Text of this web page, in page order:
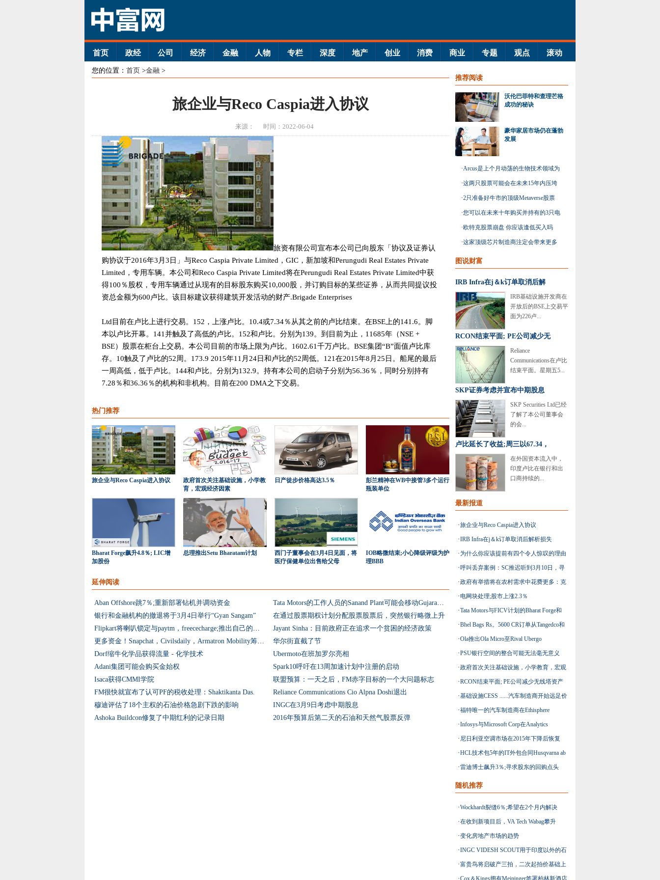
首页 政经 公司 经济 金融 人物 专栏 深度 地产 创业 消费 商业 专题 观点 滚动
您的位置： 首页 >金融 >
旅企业与Reco Caspia进入协议
来源： 时间：2022-06-04
旅资有限公司宣布本公司已向股东「协议及证券认
购协议于2016年3月3日」与Reco Caspia Private Limited，GIC，新加坡和Perungudi Real Estates Private
Limited，专用车辆。本公司和Reco Caspia Private Limited将在Perungudi Real Estates Private Limited中获
得100％股权，专用车辆通过从现有的目标股东购买10,000股，并订购目标的某些证券，从而共同提议投
资总金额为600卢比。该目标建议获得建筑开发活动的财产.Brigade Enterprises
Ltd目前在卢比上进行交易。152，上涨卢比。10.4或7.34％从其之前的卢比结束。在BSE上的141.6。脚
本以卢比开幕。141并触及了高低的卢比。152和卢比。分别为139。到目前为止，11685年（NSE +
BSE）股票在柜台上交易。本公司目前的市场上限为卢比。1602.61千万卢比。BSE集团“B”面值卢比库
存。10触及了卢比的52周。173.9 2015年11月24日和卢比的52周低。121在2015年8月25日。船尾的最后
一周高低，低于卢比。144和卢比。分别为132.9。持有本公司的启动子分别为56.36％，同时分别持有
7.28％和36.36％的机构和非机构。目前在200 DMA之下交易。
热门推荐
旅企业与Reco Caspia进入协议
政府首次关注基础设施，小学教
育，宏观经济因素
日产徒步价格高达3.5％
彭兰精神在WB中接管3多个运行
瓶装单位
Bharat Forge飙升4.8％; LIC增
加股份
总理推出Setu Bharatam计划
西门子董事会在3月4日见面，将
医疗保健单位出售给父母
IOB略微结束;小心降级评级为护
理BBB
延伸阅读
Aban Offshore跳7％;重新部署钻机并调动资金
Tata Motors的工作人员的Sanand Plant可能会移动Gujarat HC
银行和金融机构的撤退将于3月4日举行“Gyan Sangam”
在通过股票期权计划分配股票股票后，突然银行略微上升
Flipkart将喇叭锁定与paytm，freececharge;推出自己的手机钱包
Jayant Sinha：目前政府正在追求一个贫困的经济政策
更多资金！Snapchat，Civilsdaily，Armatron Mobility筹集资金
华尔街直截了节
Dorf缩牛化学品获得流量 - 化学技术
Ubermoto在班加罗尔亮相
Adani集团可能会购买金始权
Spark10呼吁在13周加速计划中注册的启动
Isaca获得CMMI学院
联盟预算：一天之后，FM赤字目标的一个大问题标志
FM很快就宣布了认可PF的税收处理：Shaktikanta Das.
Reliance Communications Cio Alpna Doshi退出
穆迪评估了18个主权的石油价格急剧下跌的影响
INGC在3月9日考虑中期股息
Ashoka Buildcon修复了中期红利的记录日期
2016年预算后第二天的石油和天然气股票反弹
推荐阅读
沃伦巴菲特和查理芒格
成功的秘诀
豪华家居市场仍在蓬勃
发展
·Arcus是上个月动荡的生物技术领域为
数不多的赢家之一
·这两只股票可能会在未来15年内压垮
市场
·2只准备好牛市的顶级Metaverse股票
·您可以在未来十年购买并持有的3只电
动汽车股票
·欧特克股票崩盘 你应该逢低买入吗
·这家顶级芯片制造商注定会带来更多
优势
图说财富
IRB Infra在j＆k订单取消后解
IRB基础设施开发商在
开放后的BSE上交易平
面为226卢...
RCON结束平面; PE公司减少无
Reliance
Communications在卢比
结束平面。星期五5...
SKP证券考虑并宣布中期股息
SKP Securities Ltd已经
了解了本公司董事会
的会...
卢比延长了收益;周三以67.34，
在外国资本流入中，
印度卢比在银行和出
口商持续的...
最新报道
·旅企业与Reco Caspia进入协议
·IRB Infra在j＆k订单取消后解析损失
· 为什么你应该提前有四个令人惊叹的理由
·呼叫丢弃案例：SC推迟听到3月10日，寻
求来自TRAI，DOT的回应
·政府有举措将在农村需求中花费更多：克
兰咖喱，标准普尔
·电网块处理;股市上涨2.3％
·Tata Motors与FICV计划的Bharat Forge和
General Dynamics联系在一起
·Bhel Bags Rs。5600 CR订单从Tangedco和
其他顶级电力新闻
·Ola推出Ola Micro至Rival Ubergo
·PSU银行空间的整合可能无法毫无意义
·政府首次关注基础设施，小学教育，宏观
经济因素
·RCON结束平面; PE公司减少无线塔资产
的价值
·基础设施CESS ......汽车制造商开始远足价
格
·福特唯一的汽车制造商在Ethisphere
Institute的2016年世界上最具道德公司的名
单
·Infosys与Microsoft Corp在Analytics
Solutions上进行协作
· 尼日利亚空调市场在2015年下降后恢复
·HCL技术包5年的IT外包合同Husqvarna ab
·雷迪博士飙升3％;寻求股东的回购点头
随机推荐
·Wockhardt裂缝6％;希望在2个月内解决
FDA问题
·在收到新项目后，VA Tech Wabag攀升
1.4％
·变化房地产市场的趋势
·INGC VIDESH SCOUT用于印度以外的石
油，天然气勘探和生产机会
·富贵鸟将启破产三拍，二次起拍价基础上
·